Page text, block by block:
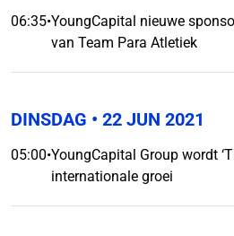
06:35•YoungCapital nieuwe
van Team Para Atletiek
DINSDAG • 22 JUN 2021
05:00•YoungCapital Group wordt
internationale groei